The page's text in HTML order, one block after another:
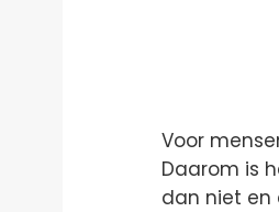
Voor
Daarom is
dan niet en